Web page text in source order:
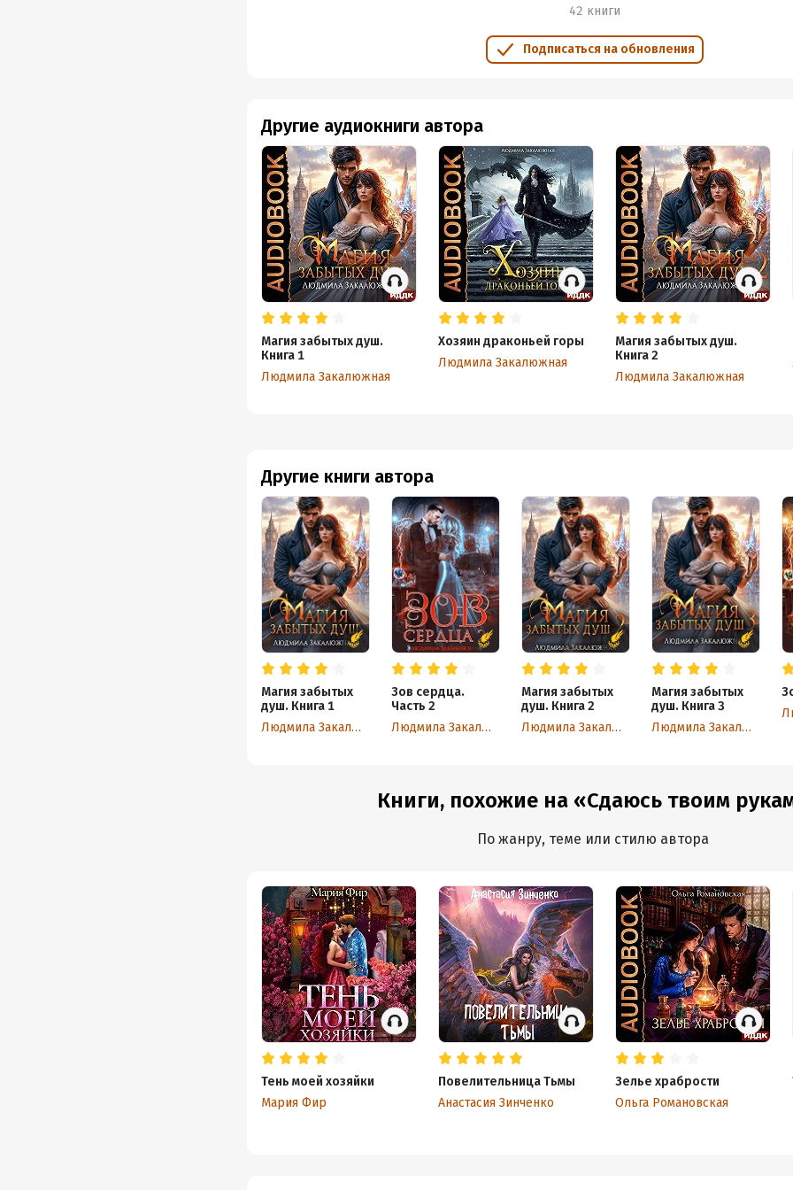
42 книги
Подписаться на обновления
Другие книги автора
Магия забытых
душ. Книга 1
Людмила Закалюжная
Зов сердца.
Часть 2
Людмила Закалюжная
Магия забытых
душ. Книга 2
Людмила Закалюжная
Магия забытых
душ. Книга 3
Людмила Закалюжная
Другие аудиокниги автора
Магия забытых душ.
Книга 1
Людмила Закалюжная
Хозяин драконьей горы
Людмила Закалюжная
Магия забытых душ.
Книга 2
Людмила Закалюжная
Книги, похожие на «Сдаюсь твоим
По жанру, теме или стилю автора
Тень моей хозяйки
Мария Фир
Повелительница Тьмы
Анастасия Зинченко
Зелье храбрости
Ольга Романовская